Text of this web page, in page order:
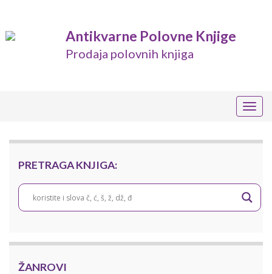
Antikvarne Polovne Knjige
Prodaja polovnih knjiga
PRETRAGA KNJIGA:
ŽANROVI